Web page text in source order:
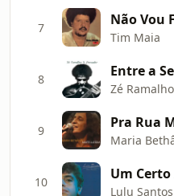
7 Não Vou
Tim Maia
8
Zé Ramalho
9
Maria
10 Um
Lulu Santos